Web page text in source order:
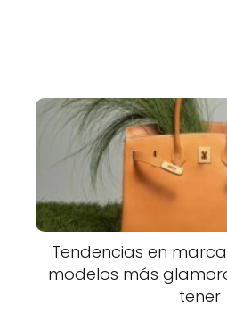
Tendencias en
modelos más
tener